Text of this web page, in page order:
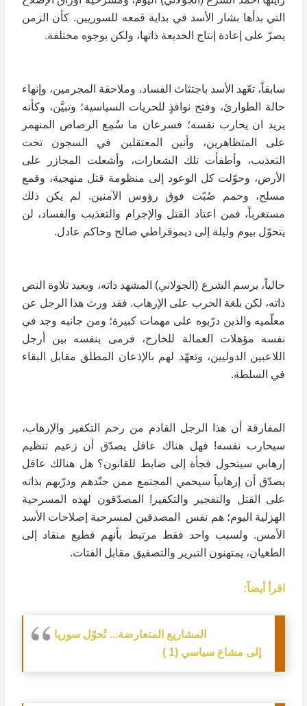
التي بدأها بشار الأسد في بداية قمعه للسوريين. كأن الزمن
يصرّ على إعادة إنتاج الخديعة ذاتها، ولكن بوجوه مختلفة.
سابقاً، تعّهد الأسد باجتثاث الفساد، وملاحقة المجرمين، وإنهاء
حالة الطوارئ، وفتح نوافذٍ للحريات السياسية؛ وتبيَّن، وكأنه
يريد ان يحارب نفسه؛ فسرعان ما سُمِع الرصاص المنهمر
على المتظاهرين، وأنين المعتقلين في السجون تحت
التعذيب، وأطفأت تلك الشعارات، وأشعلت المجازر على
الأرض، وحوّلت كل الوعود إلى منظومة قتل منهجية، وقمع
مسلح، وحمم صُبّت فوق رؤوس الآمنين. لم يكن ذلك
مستغرباً، فمن اعتاد القتل والإجرام والتعذيب والفساد، لن
يتحوّل بيوم وليلة إلى ديموقراطي صالح وحاكم عادل.
حالياً، يرسم الشرع (الجولاني) المشهد ذاته، ويعيد تلاوة النص
ذاته، لكن بلغة الحرب على الإرهاب. فقد ورث هذا الرجل عن
معلّميه والذين درّبوه على مهمات كبيرة؛ ومن جانبه وجد في
نفسه مؤهلات العمالة للخارج، فرمى بنفسه بين أرجل
اللاعبين الدوليين، وتعهّد لهم بالإذعان المطلق مقابل البقاء
في السلطة.
المفارقة أن هذا الرجل القادم من رحم التكفير والإرهاب،
سيحارب نفسه! فهل هناك عاقل يصدّق أن زعيم تنظيم
إرهابي سيتحول فجأة إلى ضابط للقانون؟ هل هنالك عاقل
يصدّق أن إرهابياً سيحمي المجتمع ممن جنّدهم ودرّبهم بذاته
على القتل والتفجير والتكفير! المصدّقون لهذه المسرحية
الهزلية اليوم؛ هم نفس المصدقين لمسرحية إصلاحات الأسد
الأمس. ولسبب واحد فقط مرتبط بأنهم قطيع منقاد إلى
الطغيان، يمتهنون التبرير والتصفيق مقابل الفتات.
اقرأ أيضاً:
المشاريع المتعارضة... تُحوّل سوريا
إلى مشاع سياسي (1 )